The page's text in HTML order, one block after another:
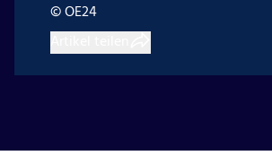
© OE24